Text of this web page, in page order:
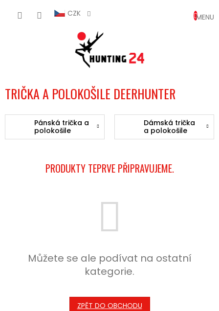
CZK
KOŠÍK
TRIČKA A POLOKOŠILE DEERHUNTER
Pánská trička a
polokošile
Dámská trička
a polokošile
PRODUKTY TEPRVE PŘIPRAVUJEME.
Můžete se ale podívat na ostatní
kategorie.
ZPĚT DO OBCHODU